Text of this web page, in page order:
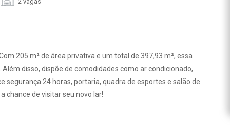
205 m² de área privativa e um total de 397,93 m², essa
disso, dispõe de comodidades como ar condicionado,
24 horas, portaria, quadra de esportes e salão de
chance de visitar seu novo lar!